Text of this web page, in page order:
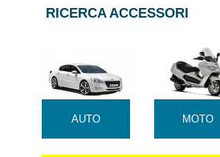
RICERCA ACCESSORI
AUTO MOTO